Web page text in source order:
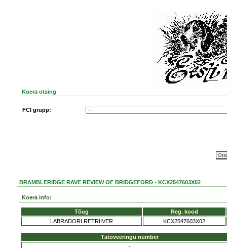
Koera otsing
FCI grupp:
BRAMBLERIDGE RAVE REVIEW OF BRIDGEFORD - KCX2547603X02
Koera info:
Tõug
Reg. kood
LABRADORI RETRIIVER
KCX2547603X02
Tätoveeringu number
-